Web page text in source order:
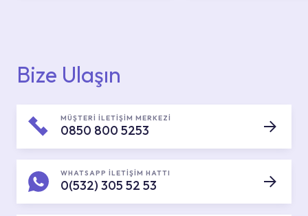
Bize Ulaşın
MÜŞTERİ İLETİŞİM MERKEZİ
0850 800 5253
WHATSAPP İLETİŞİM HATTI
0(532) 305 52 53